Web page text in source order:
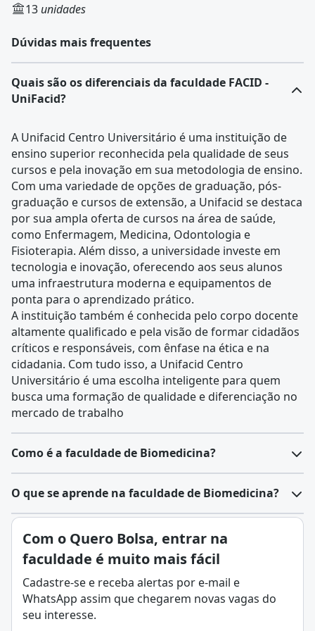
13 unidades
Dúvidas mais frequentes
Quais são os diferenciais da faculdade FACID -
UniFacid?
A Unifacid Centro Universitário é uma instituição de
ensino superior reconhecida pela qualidade de seus
cursos e pela inovação em sua metodologia de ensino.
Com uma variedade de opções de graduação, pós-
graduação e cursos de extensão, a Unifacid se destaca
por sua ampla oferta de cursos na área de saúde,
como Enfermagem, Medicina, Odontologia e
Fisioterapia. Além disso, a universidade investe em
tecnologia e inovação, oferecendo aos seus alunos
uma infraestrutura moderna e equipamentos de
ponta para o aprendizado prático.
A instituição também é conhecida pelo corpo docente
altamente qualificado e pela visão de formar cidadãos
críticos e responsáveis, com ênfase na ética e na
cidadania. Com tudo isso, a Unifacid Centro
Universitário é uma escolha inteligente para quem
busca uma formação de qualidade e diferenciação no
mercado de trabalho
Como é a faculdade de Biomedicina?
A faculdade de Biomedicinaé um curso de graduação
anos. Ela combina disciplinas das áreas biológicas e
médicas, formando profissionais capazes de atuar em
pesquisa, diagnóstico e tecnologia aplicada à saúde.
Primeiros semestres: foco em disciplinas básicas,
comoAnatomia, Fisiologia,Bioquímica, Genética,
Microbiologiae
O que se aprende na faculdade de Biomedicina?
Biomedicina é uma área da saúde que une
conhecimentos da Biologia e da Medicina para
estudar, diagnosticar, prevenir e auxiliar no
tratamento de doenças. O biomédico atua
principalmente em atividades de pesquisa, análises
laboratoriais e desenvolvimento de novas tecnologias
Com o Quero Bolsa, entrar na
faculdade é muito mais fácil
Cadastre-se e receba alertas por e-mail e
WhatsApp assim que chegarem novas vagas do
seu interesse.